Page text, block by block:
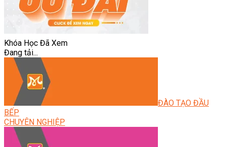
Khóa Học Đã Xem
Đang tải...
ĐÀO TẠO ĐẦU
BẾP
CHUYÊN NGHIỆP